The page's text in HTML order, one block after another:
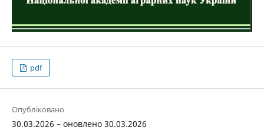
pdf
Опубліковано
30.03.2026 – оновлено 30.03.2026